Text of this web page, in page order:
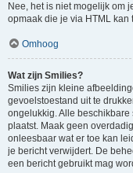
Nee, het is niet mogelijk om
opmaak die je via HTML
Omhoog
Wat zijn Smilies?
Smilies zijn kleine
gevoelstoestand uit te
ongelukkig. Alle
plaatst. Maak geen
onleesbaar wat er toe kan
je bericht verwijdert. De
een bericht gebruikt mag